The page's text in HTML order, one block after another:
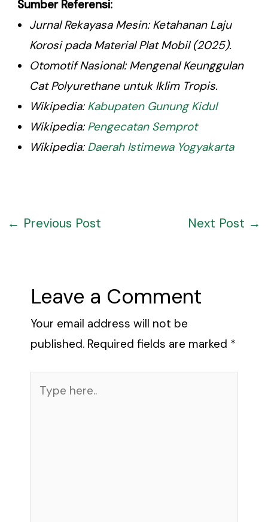
Sumber Referensi:
Jurnal Rekayasa Mesin: Ketahanan Laju
Korosi pada Material Plat Mobil (2025).
Otomotif Nasional: Mengenal Keunggulan
Cat Polyurethane untuk Iklim Tropis.
Wikipedia: Kabupaten Gunung Kidul
Wikipedia: Pengecatan Semprot
Wikipedia: Daerah Istimewa Yogyakarta
← Previous Post Next Post →
Leave a Comment
Your email address will not be
published. Required fields are marked *
here..